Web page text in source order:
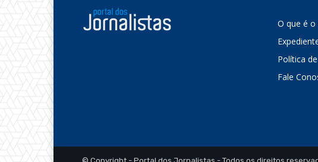
O que é o
Política
Fale